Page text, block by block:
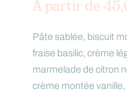
A partir de
Pâte sablée, biscuit
fraise basilic, crème
marmelade de citron
crème montée vanille,